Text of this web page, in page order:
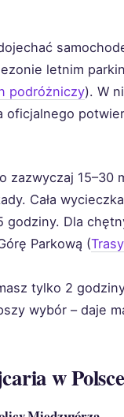
letnim
podróżniczy). W
oficjalnego
zazwyczaj 15–30
Cała
godziny. Dla
Parkową (
tylko 2
wybór – daje
w